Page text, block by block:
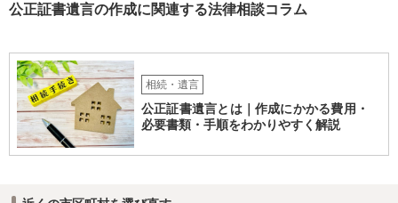
公正証書遺言の作成に関連する法律相談コラム
相続・遺言
公正証書遺言とは｜作成にかかる費用・
必要書類・手順をわかりやすく解説